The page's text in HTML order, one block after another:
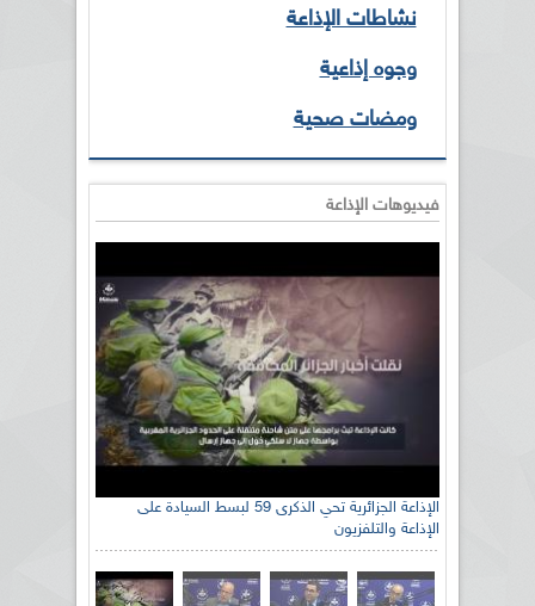
نشاطات الإذاعة
وجوه إذاعية
ومضات صحية
فيديوهات الإذاعة
الإذاعة الجزائرية تحي الذكرى 59 لبسط السيادة على
الإذاعة والتلفزيون